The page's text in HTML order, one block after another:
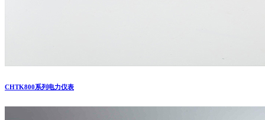
CHTK800系列电力仪表